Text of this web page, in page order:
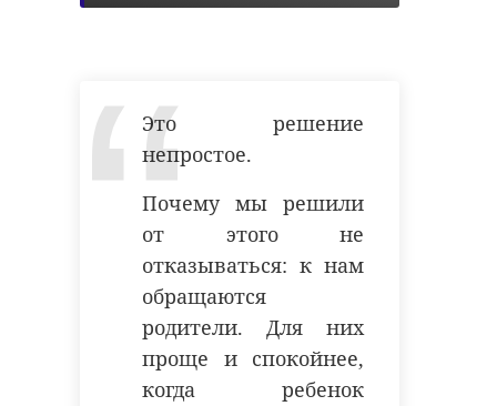
Это решение
непростое.
Почему мы решили
от этого не
отказываться: к нам
обращаются
родители. Для них
проще и спокойнее,
когда ребенок
РЕКОМЕНДУЕМ
Хирург из
Петербурга
восстанавливает
старинную финск
реликвию
века